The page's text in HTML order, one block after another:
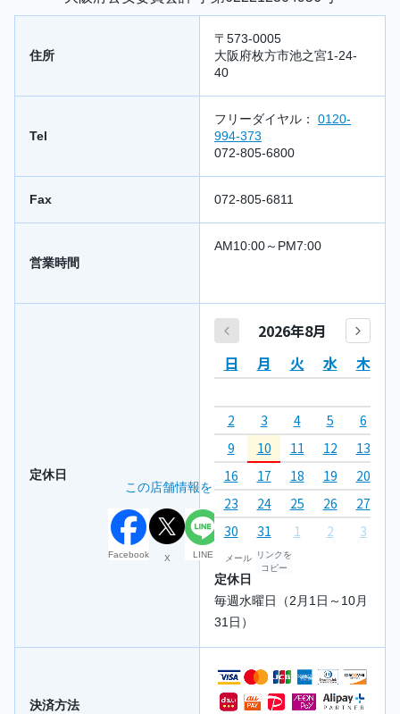
この店舗情報をシェアする
Facebook X LINE メール
リンクを
コピー
住所
〒573-0005
大阪府枚方市池之宮1-24-
40
Tel
フリーダイヤル： 0120-
994-373
072-805-6800
Fax 072-805-6811
営業時間
AM10:00～PM7:00
定休日
2026年8月
日
月 火 水 木
2 3 4 5 6
9
10 11 12 13
16
17 18 19 20
23
24 25 26 27
30
31 1 2 3
定休日
毎週水曜日（2月1日～10月
31日）
決済方法